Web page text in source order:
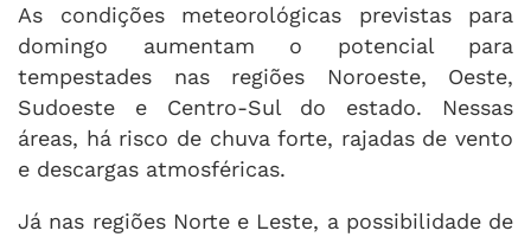
As condições meteorológicas previstas para
domingo aumentam o potencial para
tempestades nas regiões Noroeste, Oeste,
Sudoeste e Centro-Sul do estado. Nessas
áreas, há risco de chuva forte, rajadas de vento
e descargas atmosféricas.
Já nas regiões Norte e Leste, a possibilidade de